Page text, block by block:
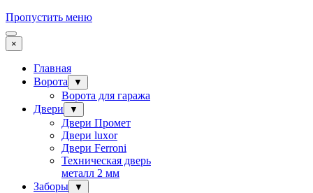
Пропустить меню
×
Главная
Ворота
▼
Ворота для гаража
Двери
▼
Двери Промет
Двери luxor
Двери Ferroni
Техническая дверь
металл 2 мм
Заборы
▼